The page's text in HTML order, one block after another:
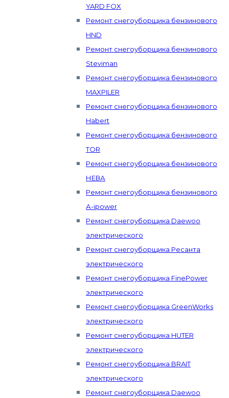
YARD FOX
Ремонт снегоуборщика бензинового
HND
Ремонт снегоуборщика бензинового
Steviman
Ремонт снегоуборщика бензинового
MAXPILER
Ремонт снегоуборщика бензинового
Habert
Ремонт снегоуборщика бензинового
TOR
Ремонт снегоуборщика бензинового
НЕВА
Ремонт снегоуборщика бензинового
А-ipower
Ремонт снегоуборщика Daewoo
электрического
Ремонт снегоуборщика Ресанта
электрического
Ремонт снегоуборщика FinePower
электрического
Ремонт снегоуборщика GreenWorks
электрического
Ремонт снегоуборщика HUTER
электрического
Ремонт снегоуборщика BRAIT
электрического
Ремонт снегоуборщика Daewoo